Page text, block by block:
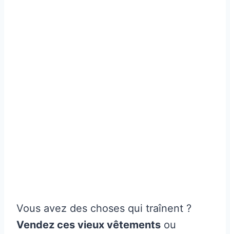
Vous avez des choses qui traînent ?
Vendez ces vieux vêtements ou